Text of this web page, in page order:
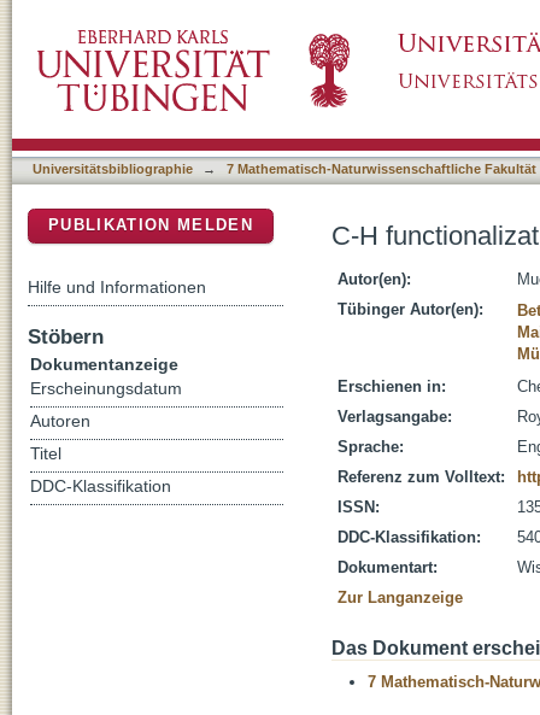
Universitätsbibliographie → 7 Mathematisch-Naturwissenschaftliche Fakultät
C-H
Autor(en):
Tübinger Autor(en):
Erschienen in:
Verlagsangabe:
Sprache:
Referenz zum Volltext:
ISSN:
DDC-Klassifikation:
Dokumentart:
Zur Langanzeige
Das Dokument
7 Mathematisch-
PUBLIKATION MELDEN
Hilfe und Informationen
Stöbern
Dokumentanzeige
Erscheinungsdatum
Autoren
Titel
DDC-Klassifikation